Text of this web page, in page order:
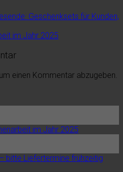
Geschenksets für Kunden,
im Jahr 2025
einen Kommentar abzugeben.
im Jahr 2025
bitte Liefertermine frühzeitig